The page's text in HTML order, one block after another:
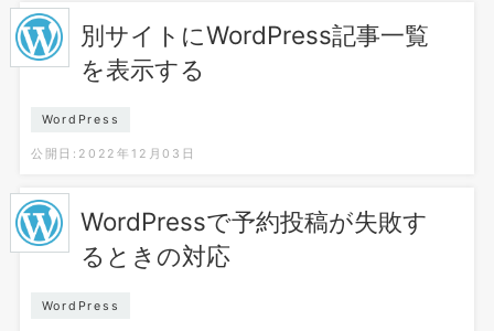
別サイトにWordPress記事一覧
を表示する
WordPress
公開日:2022年12月03日
WordPressで予約投稿が失敗す
るときの対応
WordPress